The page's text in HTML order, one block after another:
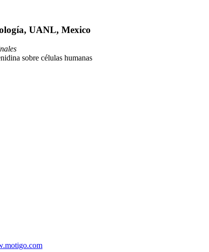
UANL, Mexico
sobre células humanas